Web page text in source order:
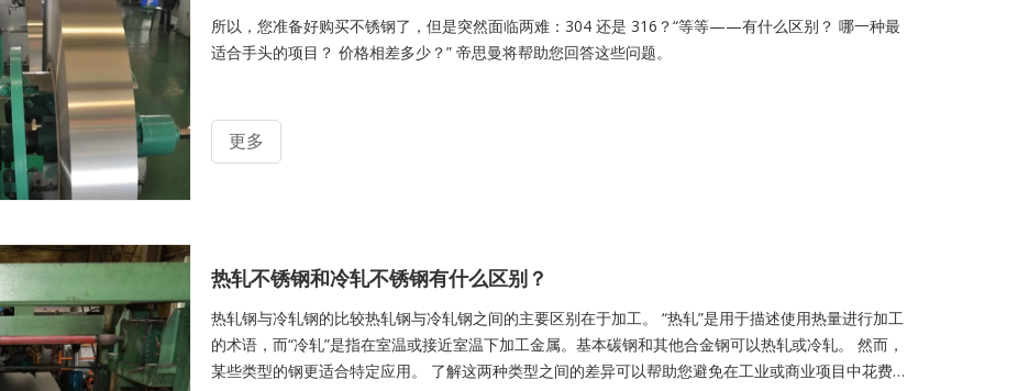
所以，您准备好购买不锈钢了，但是突然面临两难：304 还是 316？“等等——有什么区别？ 哪一种最
适合手头的项目？ 价格相差多少？” 帝思曼将帮助您回答这些问题。
更多
热轧不锈钢和冷轧不锈钢有什么区别？
热轧钢与冷轧钢的比较热轧钢与冷轧钢之间的主要区别在于加工。 “热轧”是用于描述使用热量进行加工
的术语，而“冷轧”是指在室温或接近室温下加工金属。基本碳钢和其他合金钢可以热轧或冷轧。 然而，
某些类型的钢更适合特定应用。 了解这两种类型之间的差异可以帮助您避免在工业或商业项目中花费过